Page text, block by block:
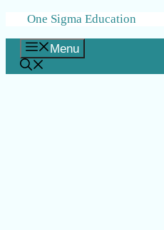
Skip
content
One Sigma Education
Menu